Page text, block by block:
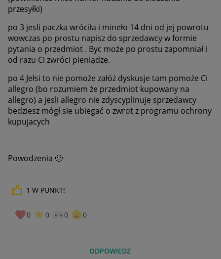
przesyłki)
po 3 jesli paczka wróciła i mineło 14 dni od jej powrotu
wowczas po prostu napisz do sprzedawcy w formie
pytania o przedmiot . Byc może po prostu zapomniał i
od razu Ci zwróci pieniądze.
po 4 Jełsi to nie pomoże załóż dyskusje tam pomoże Ci
allegro (bo rozumiem że przedmiot kupowany na
allegro) a jesli allegro nie zdyscyplinuje sprzedawcy
bedziesz mógł sie ubiegać o zwrot z programu ochrony
kupujacych
Powodzenia 🙂
1 W PUNKT!
0 0 0 0
ODPOWIEDZ